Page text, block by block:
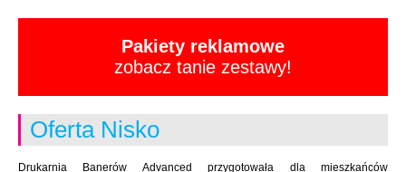
Pakiety reklamowe
zobacz tanie zestawy!
Oferta Nisko
Drukarnia Banerów Advanced przygotowała dla mieszkańców